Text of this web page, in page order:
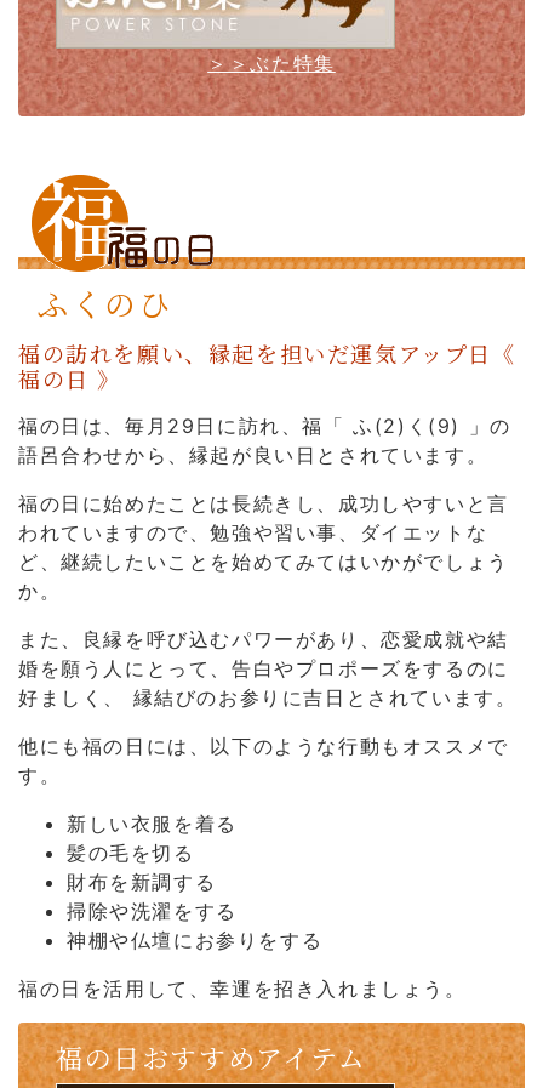
＞＞ぶた特集
ふくのひ
福の訪れを願い、縁起を担いだ運気アップ日《
福の日 》
福の日は、毎月29日に訪れ、福「 ふ(2)く(9) 」の
語呂合わせから、縁起が良い日とされています。
福の日に始めたことは長続きし、成功しやすいと言
われていますので、勉強や習い事、ダイエットな
ど、継続したいことを始めてみてはいかがでしょう
か。
また、良縁を呼び込むパワーがあり、恋愛成就や結
婚を願う人にとって、告白やプロポーズをするのに
好ましく、
縁結びのお参りに吉日とされています。
他にも福の日には、以下のような行動もオススメで
す。
新しい衣服を着る
髪の毛を切る
財布を新調する
掃除や洗濯をする
神棚や仏壇にお参りをする
福の日を活用して、幸運を招き入れましょう。
福の日おすすめアイテム